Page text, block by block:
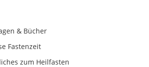
& Bücher
Fastenzeit
zum Heilfasten